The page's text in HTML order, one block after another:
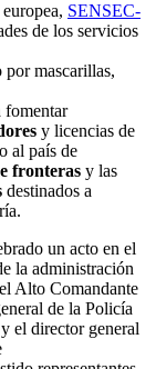
, SENSEC-
de los servicios
pormascarillas,
fomentar
y licencias de
al país de
fronteras y las
destinados a
.
un acto en el
la administración
Alto Comandante
eneral de la Policía
el director general